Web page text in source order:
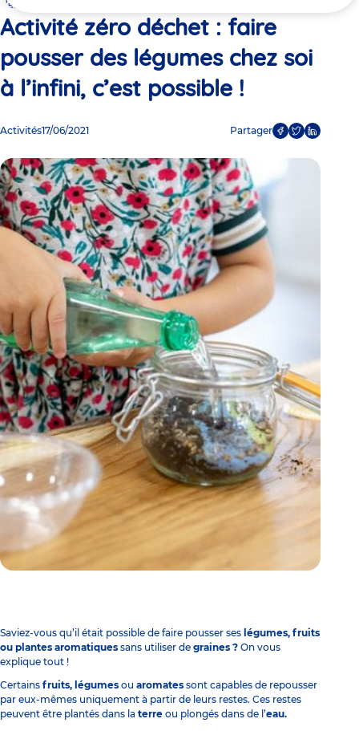
ici
c’est possible !
Activité zéro déchet : faire
pousser des légumes chez soi
à l’infini, c’est possible !
Activités17/06/2021 Partager
Saviez-vous qu’il était possible de faire pousser ses légumes, fruits
ou plantes aromatiques sans utiliser de graines ? On vous
explique tout !
Certains fruits, légumes ou aromates sont capables de repousser
par eux-mêmes uniquement à partir de leurs restes. Ces restes
peuvent être plantés dans la terre ou plongés dans de l’eau.